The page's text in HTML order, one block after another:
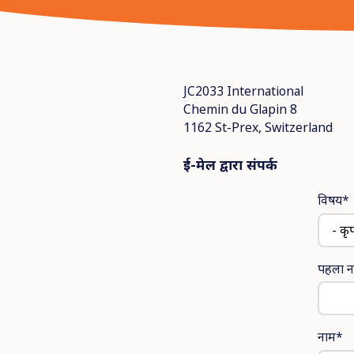
JC2033 International
Chemin du Glapin 8
1162 St-Prex, Switzerland
ई-मेल द्वारा संपर्क
विषय*
पहला
नाम*